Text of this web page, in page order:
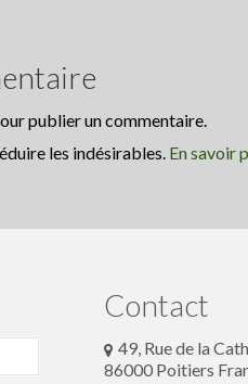
publier un commentaire.
les indésirables. En savoir
Contact
49, Rue de la
86000 Poitiers